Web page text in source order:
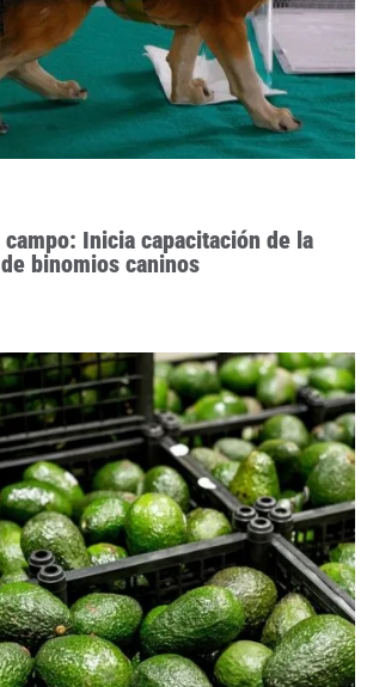
Inicia capacitación de la
binomios caninos